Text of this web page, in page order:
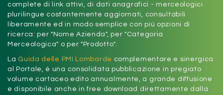
complete di link attivi, di dati anagrafici - merceologici
plurilingue costantemente aggiornati, consultabili
liberamente ed in modo semplice con più opzioni di
ricerca: per "Nome Azienda", per "Categoria
Merceologica" o per "Prodotto".
La Guida delle PMI Lombarde complementare e sinergica
al Portale, è una consolidata pubblicazione in pregiato
volume cartaceo edito annualmente, a grande diffusione
e disponibile anche in free download direttamente dalla